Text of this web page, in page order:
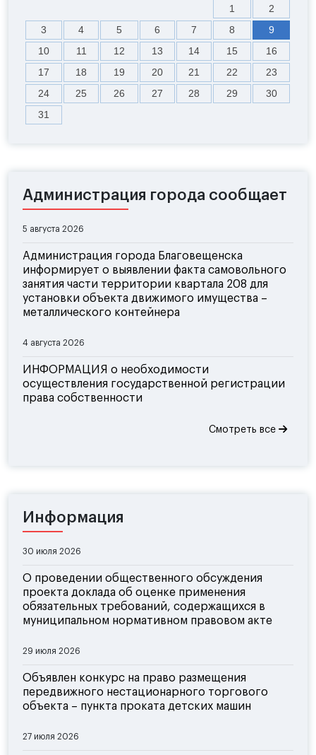
1
2
3
4 5 6 7 8
9
10
11 12 13 14 15
16
17
18 19 20 21 22
23
24
25 26 27 28 29
30
31
Администрация города сообщает
5 августа 2026
Администрация города Благовещенска
информирует о выявлении факта самовольного
занятия части территории квартала 208 для
установки объекта движимого имущества –
металлического контейнера
4 августа 2026
ИНФОРМАЦИЯ о необходимости
осуществления государственной регистрации
права собственности
Смотреть все
Информация
30 июля 2026
О проведении общественного обсуждения
проекта доклада об оценке применения
обязательных требований, содержащихся в
муниципальном нормативном правовом акте
29 июля 2026
Объявлен конкурс на право размещения
передвижного нестационарного торгового
объекта – пункта проката детских машин
27 июля 2026